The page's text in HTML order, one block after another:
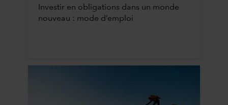
Investir en obligations dans un monde
nouveau : mode d’emploi